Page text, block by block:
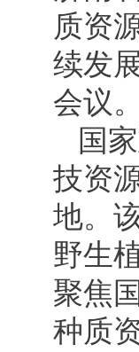
质资
续发
会议。
国
技资
地。
野生
聚焦
种质